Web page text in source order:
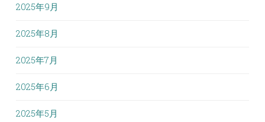
2025年9月
2025年8月
2025年7月
2025年6月
2025年5月